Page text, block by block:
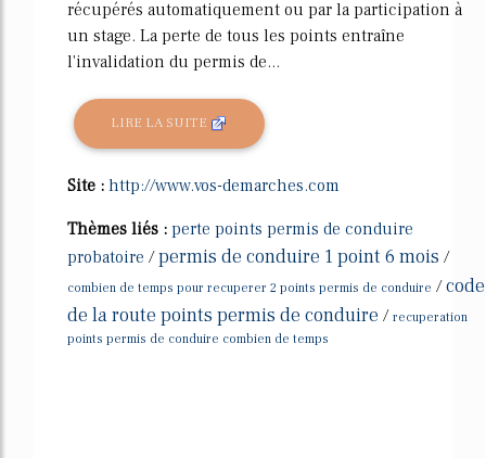
récupérés automatiquement ou par la participation à
un stage. La perte de tous les points entraîne
l'invalidation du permis de...
LIRE LA SUITE
Site : http://www.vos-demarches.com
Thèmes liés : perte points permis de conduire
probatoire /permis de conduire 1 point 6 mois /
combien de temps pour recuperer 2 points permis de conduire /code
de la route points permis de conduire / recuperation
points permis de conduire combien de temps